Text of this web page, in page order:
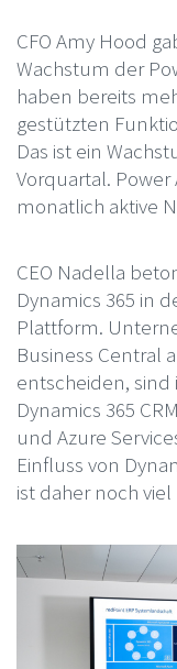
CFO Amy Hood
Wachstum der
haben bereits
gestützten
Das ist ein
Vorquartal.
monatlich aktive
CEO Nadella
Dynamics 365 in
Plattform.
Business Central
entscheiden, sind
Dynamics 365
und Azure
Einfluss von
ist daher noch